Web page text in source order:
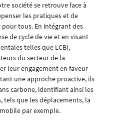
société se retrouve face à
les pratiques et de
tous. En intégrant des
de cycle de vie et en visant
telles que LCBI,
du secteur de la
leur engagement en faveur
une approche proactive, ils
carbone, identifiant ainsi les
tels que les déplacements, la
par exemple.